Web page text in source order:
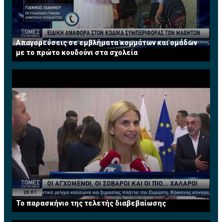
Απαγορεύσεις σε εμβλήματα κομμάτων και ομάδων
με το πρώτο κουδούνι στα σχολεία
Το παρασκήνιο της τελετής διαβεβαίωσης